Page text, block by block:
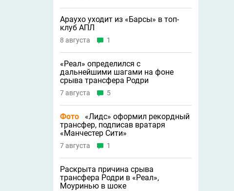
Араухо уходит из «Барсы» в топ-
клуб АПЛ
8 августа 1
«Реал» определился с
дальнейшими шагами на фоне
срыва трансфера Родри
7 августа 5
Фото
«Лидс» оформил рекордный
трансфер, подписав вратаря
«Манчестер Сити»
7 августа 1
Раскрыта причина срыва
трансфера Родри в «Реал»,
Моуринью в шоке